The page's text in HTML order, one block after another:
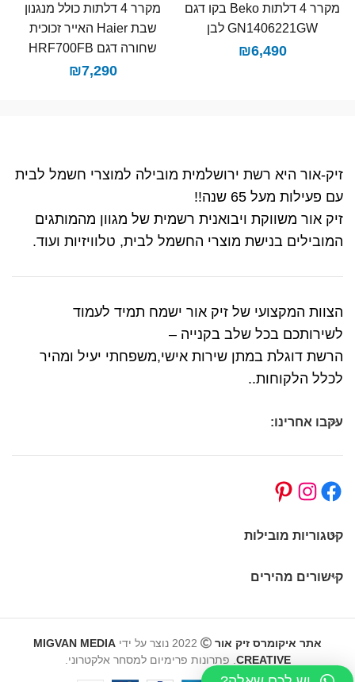
מקרר ‏4 דלתות Beko בקו ‏דגם
GN1406221GW לבן
₪6,490
מקרר 4 דלתות כולל מנגנון
שבת Haier האייר זכוכית
שחורה דגם HRF700FB
₪7,290
זיק-אור היא רשת ירושלמית מובילה למוצרי חשמל לבית
עם פעילות מעל 65 שנה!!
זיק אור משווקת ויבואנית רשמית של מגוון מהמותגים
המובילים בנישת מוצרי החשמל לבית, טלוויזיות ועוד.
הצוות המקצועי של זיק אור ישמח תמיד לעמוד
לשירותכם בכל שלב בקנייה –
הרשת דוגלת במתן שירות אישי,משפחתי יעיל ומהיר
לכלל הלקוחות..
עקבו אחרינו:
קטגוריות מובילות
קישורים מהירים
אתר איקומרס זיק אור
MIGVAN MEDIA
CREATIVE . פתרונות פרימיום למסחר אלקטרוני.